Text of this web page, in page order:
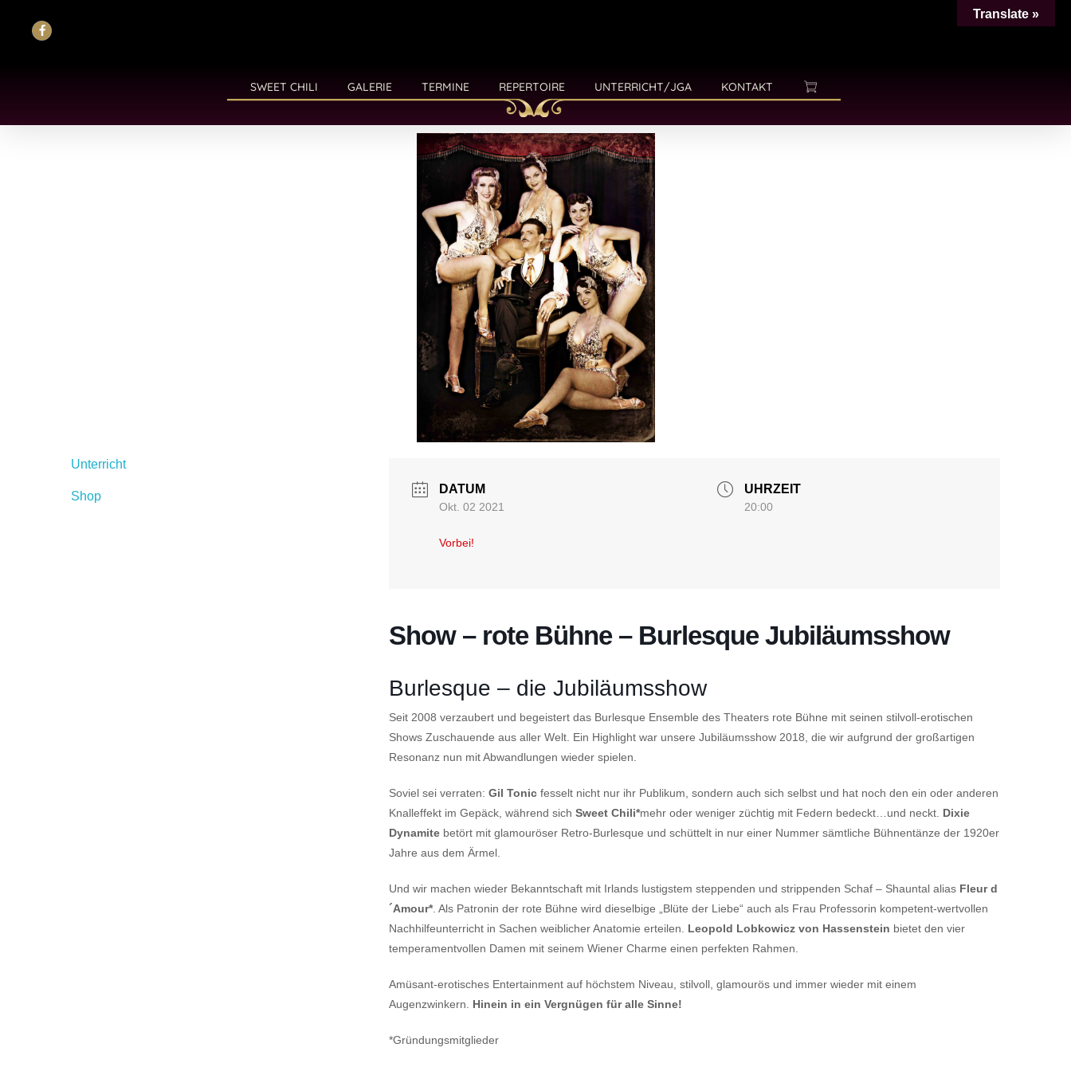
SWEET CHILI GALERIE TERMINE REPERTOIRE UNTERRICHT/JGA KONTAKT
Unterricht
Shop
DATUM
Okt. 02 2021
Vorbei!
UHRZEIT
20:00
Show – rote Bühne – Burlesque Jubiläumsshow
Burlesque – die Jubiläumsshow
Seit 2008 verzaubert und begeistert das Burlesque Ensemble des Theaters rote Bühne mit seinen stilvoll-erotischen
Shows Zuschauende aus aller Welt. Ein Highlight war unsere Jubiläumsshow 2018, die wir aufgrund der großartigen
Resonanz nun mit Abwandlungen wieder spielen.
Soviel sei verraten: Gil Tonicfesselt nicht nur ihr Publikum, sondern auch sich selbst und hat noch den ein oder anderen
Knalleffekt im Gepäck, während sich Sweet Chili*mehr oder weniger züchtig mit Federn bedeckt…und neckt. Dixie
Dynamitebetört mit glamouröser Retro-Burlesque und schüttelt in nur einer Nummer sämtliche Bühnentänze der 1920er
Jahre aus dem Ärmel.
Und wir machen wieder Bekanntschaft mit Irlands lustigstem steppenden und strippenden Schaf – Shauntal alias Fleur d
´Amour*. Als Patronin der rote Bühne wird dieselbige „Blüte der Liebe“ auch als Frau Professorin kompetent-wertvollen
Nachhilfeunterricht in Sachen weiblicher Anatomie erteilen. Leopold Lobkowicz von Hassenstein bietet den vier
temperamentvollen Damen mit seinem Wiener Charme einen perfekten Rahmen.
Amüsant-erotisches Entertainment auf höchstem Niveau, stilvoll, glamourös und immer wieder mit einem
Augenzwinkern. Hinein in ein Vergnügen für alle Sinne!
*Gründungsmitglieder
Translate »